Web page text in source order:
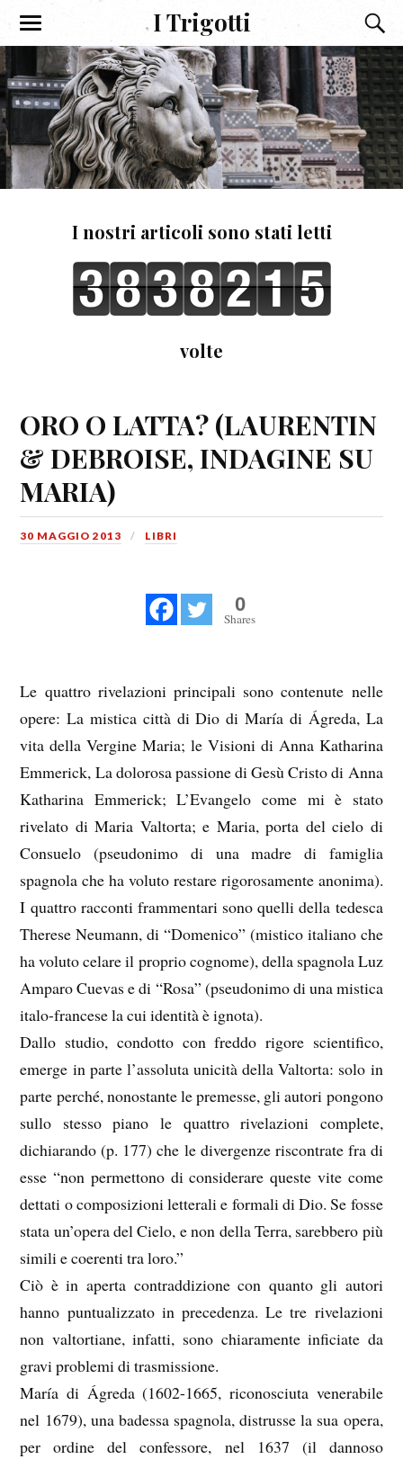
I Trigotti
I nostri articoli sono stati letti
volte
ORO O LATTA? (LAURENTIN
& DEBROISE, INDAGINE SU
MARIA)
30 MAGGIO 2013 LIBRI
0
Shares
Le quattro rivelazioni principali sono contenute nelle
opere: La mistica città di Dio di María di Ágreda, La
vita della Vergine Maria; le Visioni di Anna Katharina
Emmerick, La dolorosa passione di Gesù Cristo di Anna
Katharina Emmerick; L’Evangelo come mi è stato
rivelato di Maria Valtorta; e Maria, porta del cielo di
Consuelo (pseudonimo di una madre di famiglia
spagnola che ha voluto restare rigorosamente anonima).
I quattro racconti frammentari sono quelli della tedesca
Therese Neumann, di “Domenico” (mistico italiano che
ha voluto celare il proprio cognome), della spagnola Luz
Amparo Cuevas e di “Rosa” (pseudonimo di una mistica
italo-francese la cui identità è ignota).
Dallo studio, condotto con freddo rigore scientifico,
emerge in parte l’assoluta unicità della Valtorta: solo in
parte perché, nonostante le premesse, gli autori pongono
sullo stesso piano le quattro rivelazioni complete,
dichiarando (p. 177) che le divergenze riscontrate fra di
esse “non permettono di considerare queste vite come
dettati o composizioni letterali e formali di Dio. Se fosse
stata un’opera del Cielo, e non della Terra, sarebbero più
simili e coerenti tra loro.”
Ciò è in aperta contraddizione con quanto gli autori
hanno puntualizzato in precedenza. Le tre rivelazioni
non valtortiane, infatti, sono chiaramente inficiate da
gravi problemi di trasmissione.
María di Ágreda (1602-1665, riconosciuta venerabile
nel 1679), una badessa spagnola, distrusse la sua opera,
per ordine del confessore, nel 1637 (il dannoso